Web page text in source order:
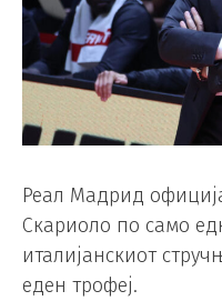
Реал Мадрид
Скариоло по само
италијанскиот
еден трофеј.